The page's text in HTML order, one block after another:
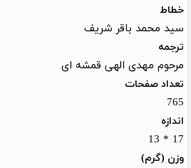
خطاط
سید محمد باقر شریف
ترجمه
مرحوم مهدی الهی قمشه ای
تعداد صفحات
765
اندازه
17 * 13
وزن (گرم)